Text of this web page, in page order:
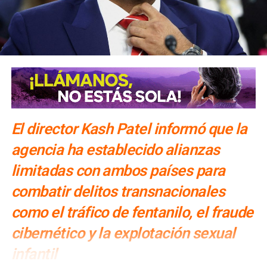
MILLÓN DE CONTAGIOS
Motín en cárcel de Perú dejó 9 muertos; reos temen
contagiarse de Covid
NO TE PIERDAS
Coronavirus alcanza los 3 millones de contagios en
el mundo
El director Kash Patel informó que la
agencia ha establecido alianzas
limitadas con ambos países para
combatir delitos transnacionales
como el tráfico de fentanilo, el fraude
cibernético y la explotación sexual
infantil